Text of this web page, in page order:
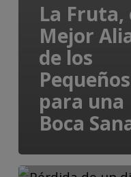
La Fruta,
Mejor
de los
Pequeños
para una
Boca